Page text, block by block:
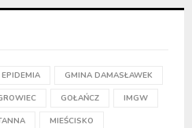
EPIDEMIA GMINA DAMASŁAWEK
GOŁAŃCZ IMGW
MIEŚCISKO